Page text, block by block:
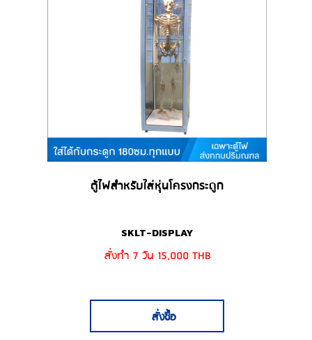
ตู้ไฟสำหรับใส่หุ่นโครงกระดูก
SKLT-DISPLAY
สั่งทำ 7 วัน 15,000 THB
สั่งซื้อ